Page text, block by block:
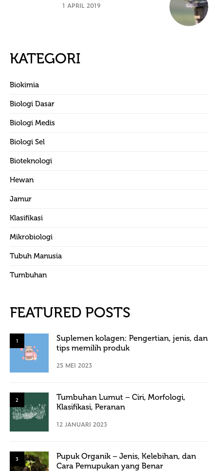
1 APRIL 2019
KATEGORI
Biokimia
Biologi Dasar
Biologi Medis
Biologi Sel
Bioteknologi
Hewan
Jamur
Klasifikasi
Mikrobiologi
Tubuh Manusia
Tumbuhan
FEATURED POSTS
1
Suplemen kolagen: Pengertian, jenis, dan
tips memilih produk
25 MEI 2023
2
Tumbuhan Lumut – Ciri, Morfologi,
Klasifikasi, Peranan
12 JANUARI 2023
3
Pupuk Organik – Jenis, Kelebihan, dan
Cara Pemupukan yang Benar